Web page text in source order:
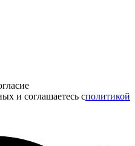
и соглашаетесь cполитикой